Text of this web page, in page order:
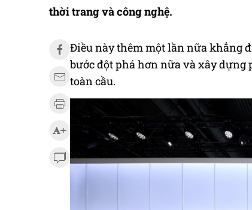
thời trang và công nghệ.
Điều này thêm một lần nữa khẳng
bước đột phá hơn nữa và xây dựng
toàn cầu.